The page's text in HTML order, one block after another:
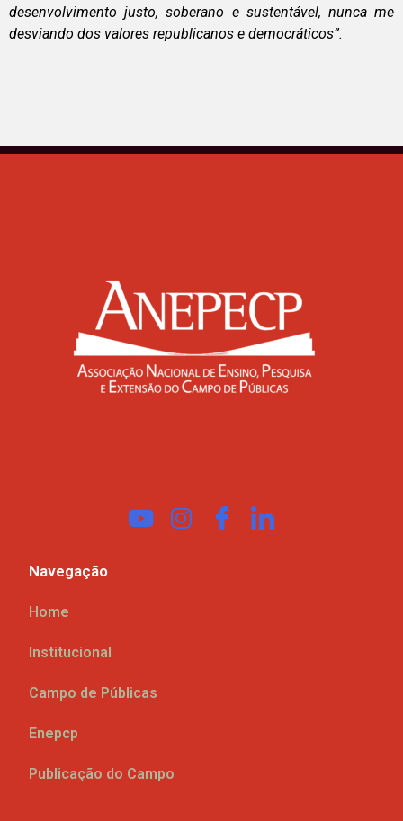
desenvolvimento justo, soberano e sustentável, nunca me
desviando dos valores republicanos e democráticos”.
Navegação
Home
Institucional
Campo de Públicas
Enepcp
Publicação do Campo